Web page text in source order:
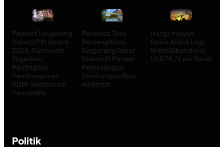
Pemkot Tangerang
Sabet LPM Award
2026, Sachrudin
Tegaskan
Pentingnya
Pembangunan
SDM-Kolaborasi
Pentahelix
Perumda Tirta
Benteng Kota
Tangerang Tebar
Diskon 81 Persen
Pemasangan
Sambungan Baru
Air Bersih
Harga Minyak
Dunia Anjlok Lagi,
Brent Dibanderol
USD78,72 per Barel
Politik